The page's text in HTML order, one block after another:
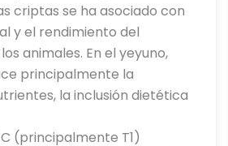
criptas se ha asociado con
y el rendimiento del
animales. En el yeyuno,
principalmente la
la inclusión dietética
(principalmente T1)